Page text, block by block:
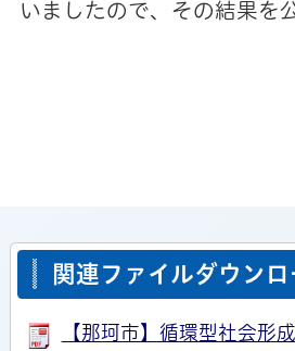
いましたので、その結果を
関連ファイルダウンロ
【那珂市】循環型社会形